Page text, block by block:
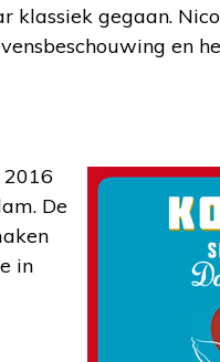
klassiek gegaan.
en
De
in